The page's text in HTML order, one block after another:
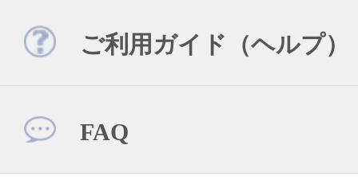
ご利用ガイド（ヘルプ）
FAQ